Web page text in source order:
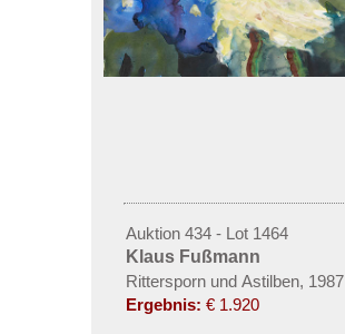
Auktion 434 - Lot 1464
Klaus Fußmann
Rittersporn und Astilben, 1987
Ergebnis: € 1.920